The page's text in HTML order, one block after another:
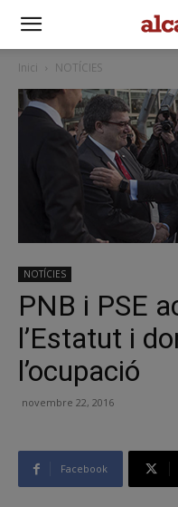
Inici NOTÍCIES
NOTÍCIES
PNB i PSE
l’Estatut i
l’ocupació
novembre 22, 2016
Facebook